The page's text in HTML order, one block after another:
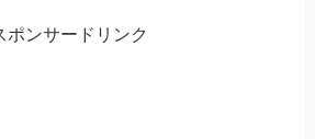
ポンサードリンク